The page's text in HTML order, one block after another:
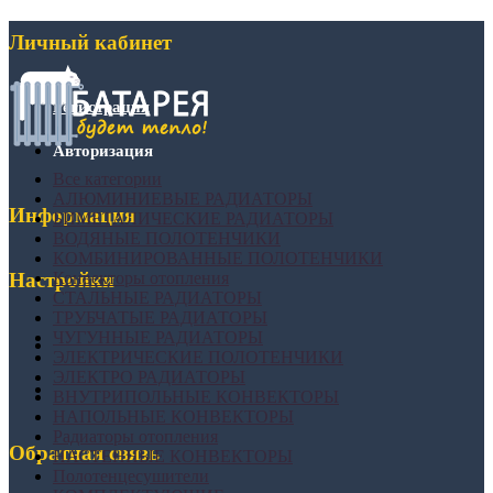
Личный кабинет
Регистрация
Авторизация
Информация
Настройки
Обратная связь
БИМЕТАЛИЧЕСКИЕ РАДИАТОРЫ
Конвекторы отопления
СТАЛЬНЫЕ РАДИАТОРЫ
НАСТЕННЫЕ КОНВЕКТОРЫ